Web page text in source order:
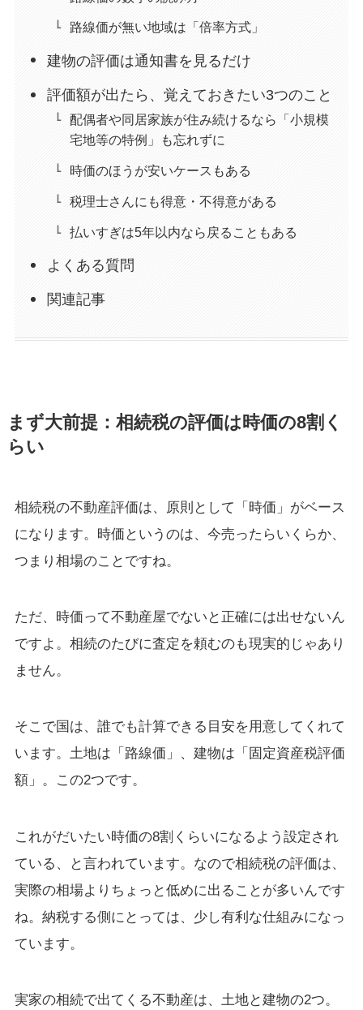
路線価が無い地域は「倍率方式」
建物の評価は通知書を見るだけ
評価額が出たら、覚えておきたい3つのこと
配偶者や同居家族が住み続けるなら「小規模
宅地等の特例」も忘れずに
時価のほうが安いケースもある
税理士さんにも得意・不得意がある
払いすぎは5年以内なら戻ることもある
よくある質問
関連記事
まず大前提：相続税の評価は時価の8割く
らい
相続税の不動産評価は、原則として「時価」がベース
になります。時価というのは、今売ったらいくらか、
つまり相場のことですね。
ただ、時価って不動産屋でないと正確には出せないん
ですよ。相続のたびに査定を頼むのも現実的じゃあり
ません。
そこで国は、誰でも計算できる目安を用意してくれて
います。土地は「路線価」、建物は「固定資産税評価
額」。この2つです。
これがだいたい時価の8割くらいになるよう設定され
ている、と言われています。なので相続税の評価は、
実際の相場よりちょっと低めに出ることが多いんです
ね。納税する側にとっては、少し有利な仕組みになっ
ています。
実家の相続で出てくる不動産は、土地と建物の2つ。